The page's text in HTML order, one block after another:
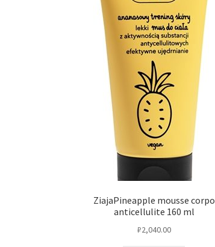
ZiajaPineapple mousse corpo
anticellulite 160 ml
₽2,040.00